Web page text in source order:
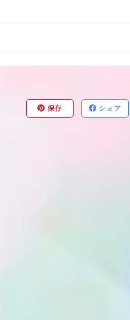
保存 シェア